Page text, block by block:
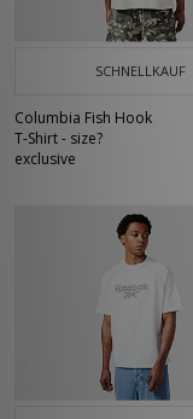
SCHNELLKAUF
Columbia Fish Hook
T-Shirt - size?
exclusive